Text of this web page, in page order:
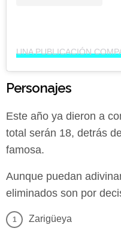
Personajes
Este año ya dieron a
total serán 18, detrás
famosa.
Aunque puedan
eliminados son por
Zarigüeya